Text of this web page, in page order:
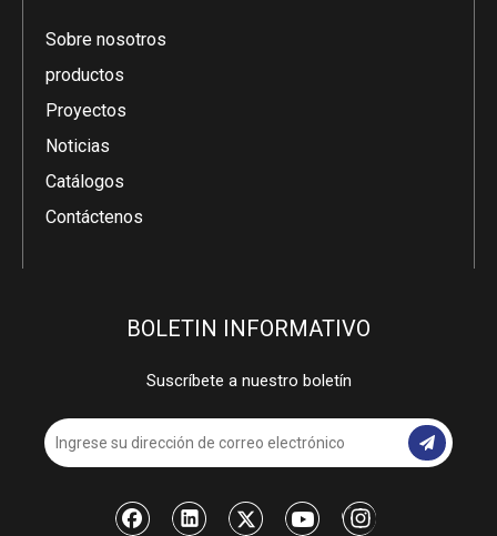
Sobre nosotros
productos
Proyectos
Noticias
Catálogos
Contáctenos
BOLETIN INFORMATIVO
Suscríbete a nuestro boletín